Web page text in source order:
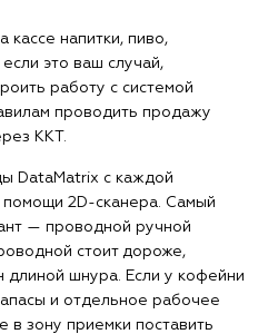
напитки, пиво,
это ваш случай,
работу с системой
проводить продажу
ККТ.
DataMatrix с каждой
помощи 2D-сканера. Самый
— проводной ручной
стоит дороже,
длиной шнура. Если у кофейни
и отдельное рабочее
в зону приемки поставить